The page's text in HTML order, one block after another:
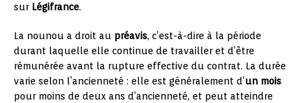
sur Légifrance.
La nounou a droit au préavis, c’est-à-dire à la période
durant laquelle elle continue de travailler et d’être
rémunérée avant la rupture effective du contrat. La durée
varie selon l’ancienneté : elle est généralement d’un mois
pour moins de deux ans d’ancienneté, et peut atteindre